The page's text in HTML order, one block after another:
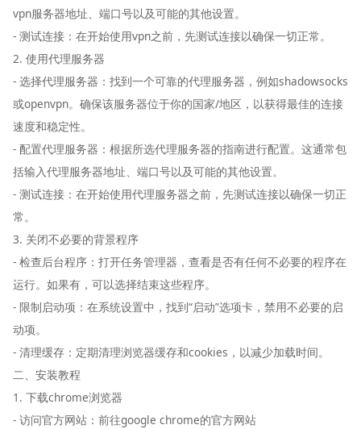
vpn服务器地址、端口号以及可能的其他设置。
- 测试连接：在开始使用vpn之前，先测试连接以确保一切正常。
2. 使用代理服务器
- 选择代理服务器：找到一个可靠的代理服务器，例如shadowsocks
或openvpn。确保该服务器位于你的国家/地区，以获得最佳的连接
速度和稳定性。
- 配置代理服务器：根据所选代理服务器的指南进行配置。这通常包
括输入代理服务器地址、端口号以及可能的其他设置。
- 测试连接：在开始使用代理服务器之前，先测试连接以确保一切正
常。
3. 关闭不必要的背景程序
- 检查后台程序：打开任务管理器，查看是否有任何不必要的程序在
运行。如果有，可以选择结束这些程序。
- 限制启动项：在系统设置中，找到“启动”选项卡，禁用不必要的启
动项。
- 清理缓存：定期清理浏览器缓存和cookies，以减少加载时间。
二、安装教程
1. 下载chrome浏览器
- 访问官方网站：前往google chrome的官方网站